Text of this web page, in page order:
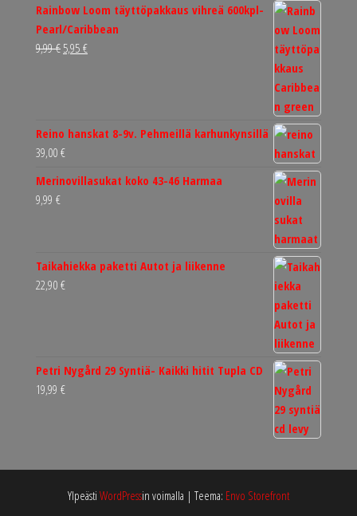
Rainbow Loom täyttöpakkaus vihreä 600kpl-
Pearl/Caribbean
9,99€ Alkuperäinen
5,95 €Nykyinen
Reino hanskat 8-9v. Pehmeillä karhunkynsillä
39,00 €
Merinovillasukat koko 43-46 Harmaa
9,99 €
Taikahiekka paketti Autot ja liikenne
22,90 €
Petri Nygård 29 Syntiä- Kaikki hitit Tupla CD
19,99 €
Ylpeästi WordPressin voimalla | Teema: Envo Storefront